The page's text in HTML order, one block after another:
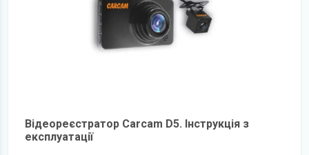
Відеореєстратор Carcam D5. Інструкція з
експлуатації